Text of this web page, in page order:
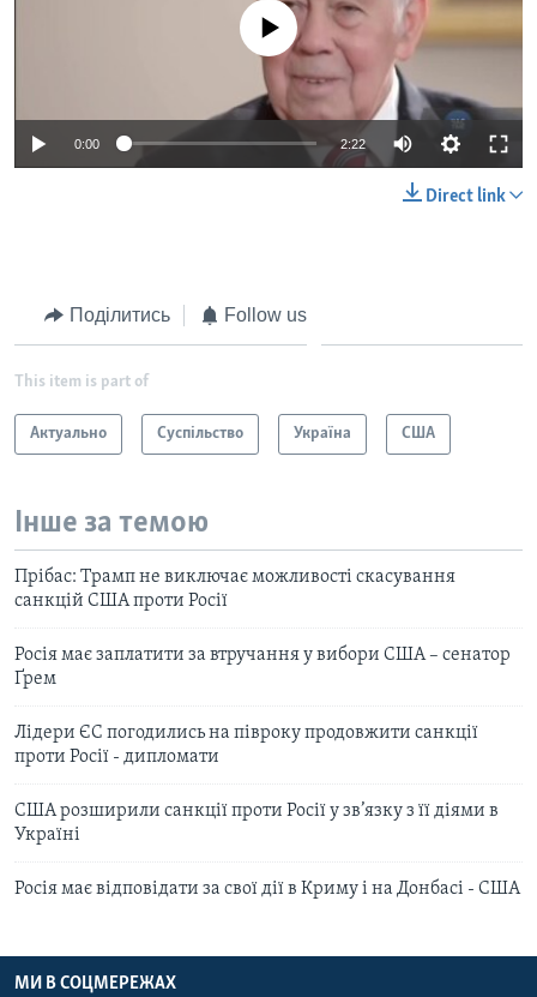
No media source currently available
0:00 2:22
Direct link
Поділитись Follow us
This item is part of
Актуально Суспільство Україна США
Інше за темою
Прібас: Трамп не виключає можливості скасування
санкцій США проти Росії
Росія має заплатити за втручання у вибори США – сенатор
Ґрем
Лідери ЄС погодились на півроку продовжити санкції
проти Росії - дипломати
США розширили санкції проти Росії у зв’язку з її діями в
Україні
Росія має відповідати за свої дії в Криму і на Донбасі - США
МИ В СОЦМЕРЕЖАХ